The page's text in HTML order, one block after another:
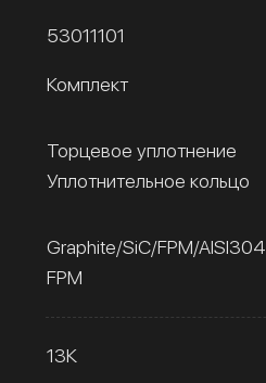
53011101
Комплект
Торцевое уплотнение
Уплотнительное кольцо
Graphite/SiC/FPM/AISI304
FPM
13К